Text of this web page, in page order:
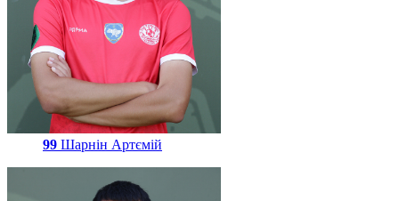
99 Шарнін Артємій